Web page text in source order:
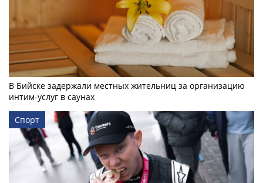
В Бийске задержали местных жительниц за организацию
интим-услуг в саунах
Спорт